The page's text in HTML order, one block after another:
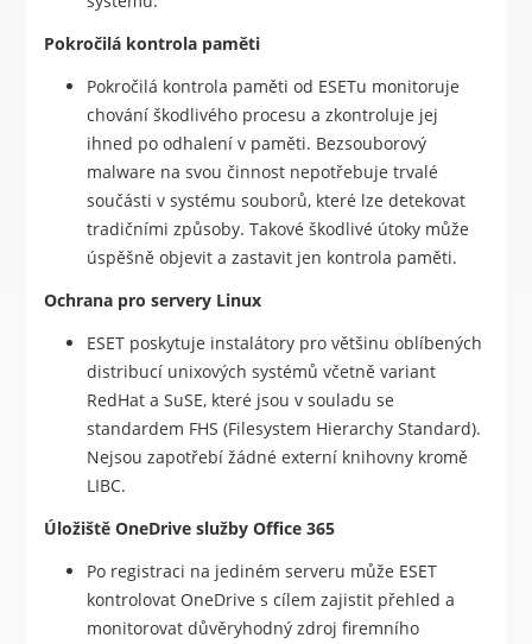
Pokročilá kontrola paměti
Pokročilá kontrola paměti od ESETu monitoruje
chování škodlivého procesu a zkontroluje jej
ihned po odhalení v paměti. Bezsouborový
malware na svou činnost nepotřebuje trvalé
součásti v systému souborů, které lze detekovat
tradičními způsoby. Takové škodlivé útoky může
úspěšně objevit a zastavit jen kontrola paměti.
Ochrana pro servery Linux
ESET poskytuje instalátory pro většinu oblíbených
distribucí unixových systémů včetně variant
RedHat a SuSE, které jsou v souladu se
standardem FHS (Filesystem Hierarchy Standard).
Nejsou zapotřebí žádné externí knihovny kromě
LIBC.
Úložiště OneDrive služby Office 365
Po registraci na jediném serveru může ESET
kontrolovat OneDrive s cílem zajistit přehled a
monitorovat důvěryhodný zdroj firemního